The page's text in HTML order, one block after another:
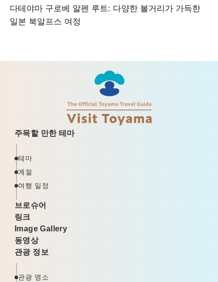
다테야마 구로베 알펜 루트: 다양한 볼거리가 가득한
일본 북알프스 여정
주목할 만한 테마
테마
계절
여행 일정
브로슈어
링크
Image Gallery
동영상
관광 정보
관광 명소